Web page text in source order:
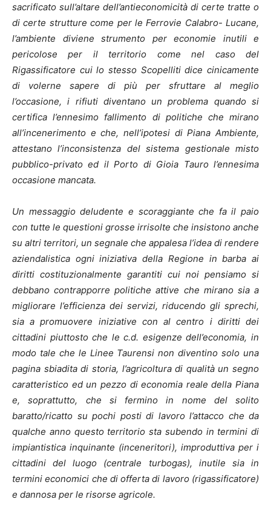
sacrificato sull’altare dell’antieconomicità di certe tratte o
di certe strutture come per le Ferrovie Calabro- Lucane,
l’ambiente diviene strumento per economie inutili e
pericolose per il territorio come nel caso del
Rigassificatore cui lo stesso Scopelliti dice cinicamente
di volerne sapere di più per sfruttare al meglio
l’occasione, i rifiuti diventano un problema quando si
certifica l’ennesimo fallimento di politiche che mirano
all’incenerimento e che, nell’ipotesi di Piana Ambiente,
attestano l’inconsistenza del sistema gestionale misto
pubblico-privato ed il Porto di Gioia Tauro l’ennesima
occasione mancata.
Un messaggio deludente e scoraggiante che fa il paio
con tutte le questioni grosse irrisolte che insistono anche
su altri territori, un segnale che appalesa l’idea di rendere
aziendalistica ogni iniziativa della Regione in barba ai
diritti costituzionalmente garantiti cui noi pensiamo si
debbano contrapporre politiche attive che mirano sia a
migliorare l’efficienza dei servizi, riducendo gli sprechi,
sia a promuovere iniziative con al centro i diritti dei
cittadini piuttosto che le c.d. esigenze dell’economia, in
modo tale che le Linee Taurensi non diventino solo una
pagina sbiadita di storia, l’agricoltura di qualità un segno
caratteristico ed un pezzo di economia reale della Piana
e, soprattutto, che si fermino in nome del solito
baratto/ricatto su pochi posti di lavoro l’attacco che da
qualche anno questo territorio sta subendo in termini di
impiantistica inquinante (inceneritori), improduttiva per i
cittadini del luogo (centrale turbogas), inutile sia in
termini economici che di offerta di lavoro (rigassificatore)
e dannosa per le risorse agricole.